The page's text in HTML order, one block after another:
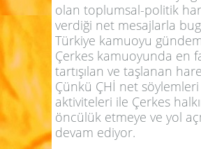
olan toplumsal-politik
verdiği net mesajlarla
Türkiye kamuoyu
Çerkes kamuoyunda en
tartışılan ve taşlanan
Çünkü ÇHİ net söylemleri
aktiviteleri ile Çerkes
öncülük etmeye ve yol
devam ediyor.